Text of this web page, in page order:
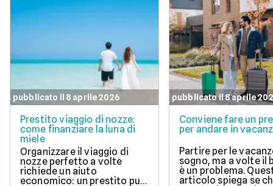
pubblicato il 8 aprile 2026
Prestito viaggio di nozze:
come finanziare la luna di
miele
Organizzare il viaggio di
nozze perfetto a volte
richiede un aiuto
economico: un prestito può
pubblicato il 8 aprile
Conviene fare un
per andare in
Partire per le
sogno, ma a volte il
è un problema.
articolo spiega se